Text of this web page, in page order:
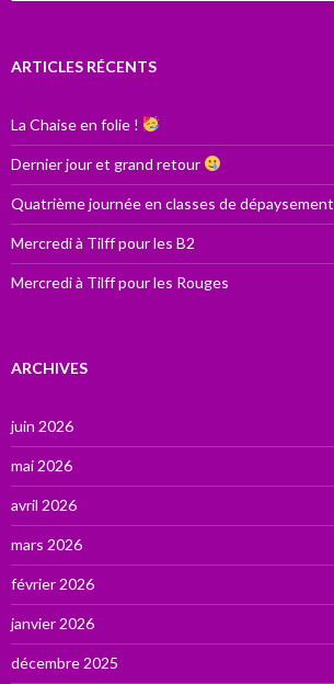
ARTICLES RÉCENTS
La Chaise en folie !
Dernier jour et grand retour
Quatrième journée en classes de dépaysement
Mercredi à Tilff pour les B2
Mercredi à Tilff pour les Rouges
ARCHIVES
juin 2026
mai 2026
avril 2026
mars 2026
février 2026
janvier 2026
décembre 2025